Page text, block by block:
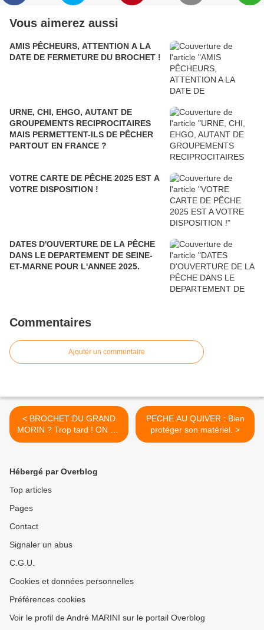
Vous aimerez aussi
AMIS PÊCHEURS, ATTENTION A LA
DATE DE FERMETURE DU BROCHET !
URNE, CHI, EHGO, AUTANT DE
GROUPEMENTS RECIPROCITAIRES
MAIS PERMETTENT-ILS DE PÊCHER
PARTOUT EN FRANCE ?
VOTRE CARTE DE PÊCHE 2025 EST A
VOTRE DISPOSITION !
DATES D'OUVERTURE DE LA PÊCHE
DANS LE DEPARTEMENT DE SEINE-
ET-MARNE POUR L'ANNEE 2025.
Commentaires
Ajouter un commentaire
< BROCHET DU GRAND
MORIN ? Trop tard ! ON EN
A PARLE !
PECHE AU QUIVER : Bien
protéger son matériel. >
Hébergé par Overblog
Top articles
Pages
Contact
Signaler un abus
C.G.U.
Cookies et données personnelles
Préférences cookies
Voir le profil de André MARINI sur le portail Overblog